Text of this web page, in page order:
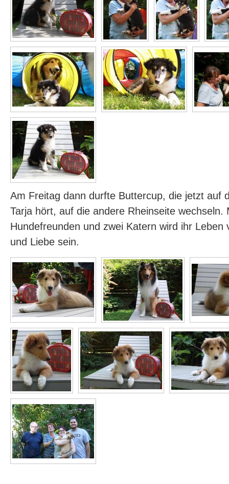
Am Freitag dann durfte Buttercup, die jetzt auf
Tarja hört, auf die andere Rheinseite wechseln.
Hundefreunden und zwei Katern wird ihr Leben
und Liebe sein.